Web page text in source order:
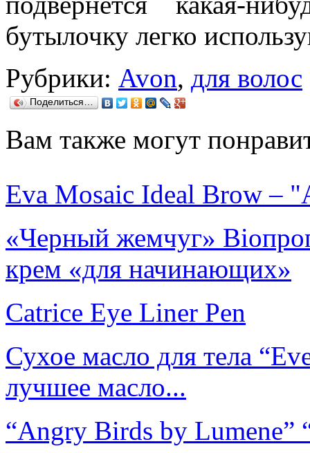
бутылочку легко
Рубрики: Avon, для волос
Поделиться…
Вам также могут
Eva Mosaic Ideal Brow –
«Черный жемчуг»
крем «для начинающих»
Catrice Eye Liner Pen
Сухое масло для тела
лучшее масло...
“Angry Birds by Lumene”